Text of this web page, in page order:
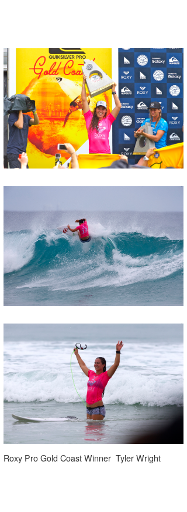
Roxy Pro Gold Coast Winner Tyler Wright